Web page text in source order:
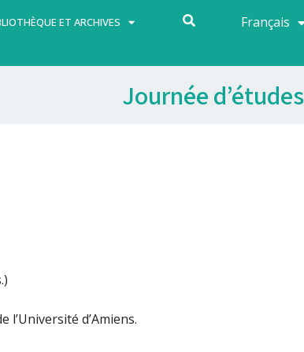
ET ARCHIVES Français
Español
Journée d’études
l’Université d’Amiens.